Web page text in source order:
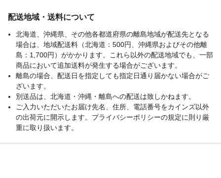
配送地域・送料について
北海道、沖縄県、その他各都道府県の離島地域が配送先となる
場合は、地域配送料（北海道：500円、沖縄県およびその他離
島：1,700円）がかかります。これら以外の配送地域でも、一部
商品において追加送料が発生する場合がございます。
離島の場合、配送日を指定しても指定日通り届かない場合がご
ざいます。
別送品は、北海道・沖縄・離島への配送は致しかねます。
ご入力いただいたお届け先名、住所、電話番号をカインズ以外
の出荷元に開示します。プライバシーポリシーの規定に則り厳
重に取り扱います。